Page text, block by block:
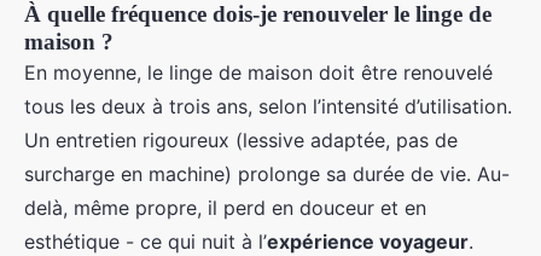
À quelle fréquence dois-je renouveler le linge de
maison ?
En moyenne, le linge de maison doit être renouvelé
tous les deux à trois ans, selon l’intensité d’utilisation.
Un entretien rigoureux (lessive adaptée, pas de
surcharge en machine) prolonge sa durée de vie. Au-
delà, même propre, il perd en douceur et en
esthétique - ce qui nuit à l’expérience voyageur.